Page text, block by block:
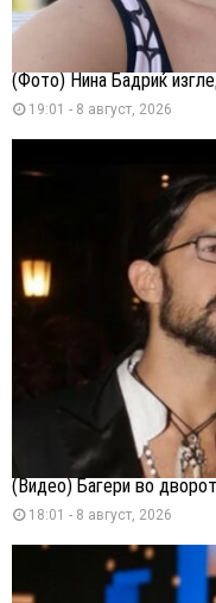
(Фото) Нина Бадриќ
19:01 - 8 август, 2026
(Видео) Багери во
18:01 - 8 август, 2026